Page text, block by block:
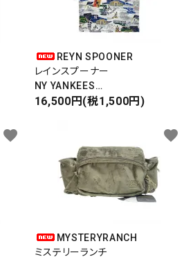
REYN SPOONER
レインスプーナー
NY YANKEES
ニューヨークヤンキース
16,500円(税1,500円)
favorite
MYSTERYRANCH
ミステリーランチ
favorite